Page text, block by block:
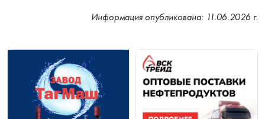
Информация опубликована: 11.06.2026 г.